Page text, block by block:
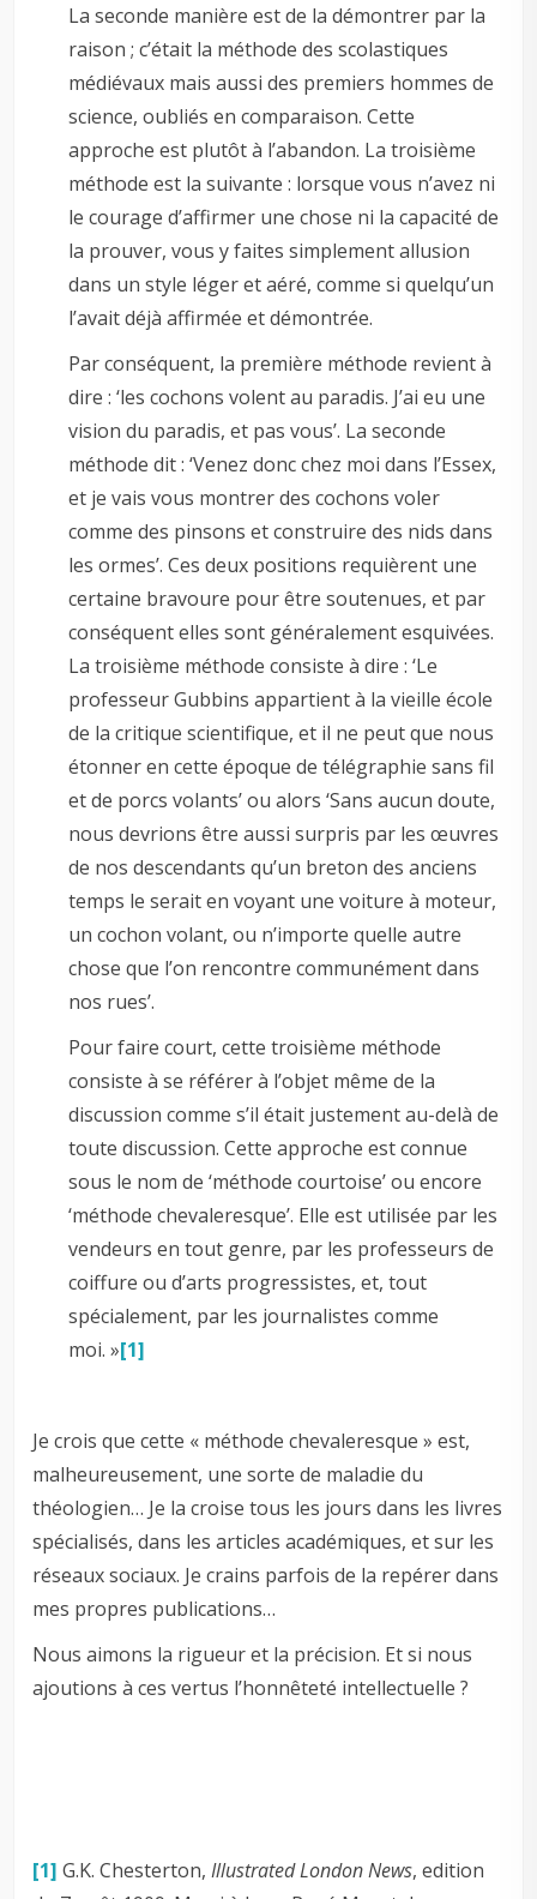
La seconde manière est de la démontrer par la
raison ; c’était la méthode des scolastiques
médiévaux mais aussi des premiers hommes de
science, oubliés en comparaison. Cette
approche est plutôt à l’abandon. La troisième
méthode est la suivante : lorsque vous n’avez ni
le courage d’affirmer une chose ni la capacité de
la prouver, vous y faites simplement allusion
dans un style léger et aéré, comme si quelqu’un
l’avait déjà affirmée et démontrée.
Par conséquent, la première méthode revient à
dire : ‘les cochons volent au paradis. J’ai eu une
vision du paradis, et pas vous’. La seconde
méthode dit : ‘Venez donc chez moi dans l’Essex,
et je vais vous montrer des cochons voler
comme des pinsons et construire des nids dans
les ormes’. Ces deux positions requièrent une
certaine bravoure pour être soutenues, et par
conséquent elles sont généralement esquivées.
La troisième méthode consiste à dire : ‘Le
professeur Gubbins appartient à la vieille école
de la critique scientifique, et il ne peut que nous
étonner en cette époque de télégraphie sans fil
et de porcs volants’ ou alors ‘Sans aucun doute,
nous devrions être aussi surpris par les œuvres
de nos descendants qu’un breton des anciens
temps le serait en voyant une voiture à moteur,
un cochon volant, ou n’importe quelle autre
chose que l’on rencontre communément dans
nos rues’.
Pour faire court, cette troisième méthode
consiste à se référer à l’objet même de la
discussion comme s’il était justement au-delà de
toute discussion. Cette approche est connue
sous le nom de ‘méthode courtoise’ ou encore
‘méthode chevaleresque’. Elle est utilisée par les
vendeurs en tout genre, par les professeurs de
coiffure ou d’arts progressistes, et, tout
spécialement, par les journalistes comme
moi. »[1]
Je crois que cette « méthode chevaleresque » est,
malheureusement, une sorte de maladie du
théologien… Je la croise tous les jours dans les livres
spécialisés, dans les articles académiques, et sur les
réseaux sociaux. Je crains parfois de la repérer dans
mes propres publications…
Nous aimons la rigueur et la précision. Et si nous
ajoutions à ces vertus l’honnêteté intellectuelle ?
[1] G.K. Chesterton,Illustrated London News, edition